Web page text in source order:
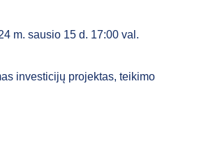
m. sausio 15 d. 17:00 val.
investicijų projektas, teikimo